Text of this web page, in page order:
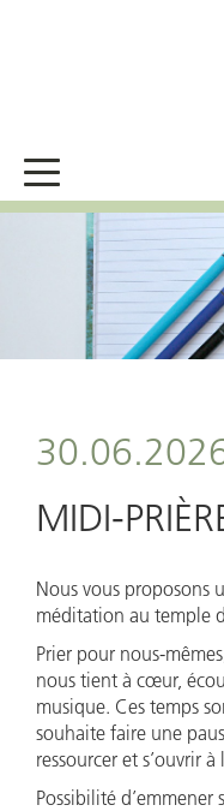
MIDI-
Nous vous proposons
méditation au temple
Prier pour nous-
nous tient à cœur,
musique. Ces temps
souhaite faire une
ressourcer et s’ouvrir
Possibilité